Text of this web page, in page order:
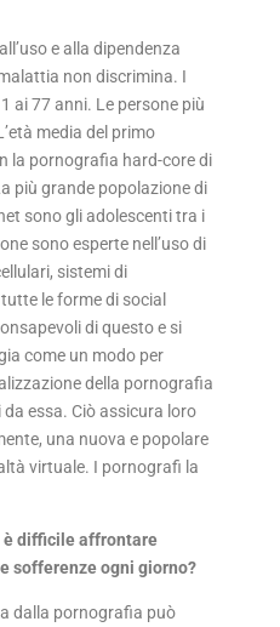
e alla dipendenza
non discrimina. I
ai 77 anni. Le persone più
media del primo
la pornografia hard-core di
più grande popolazione di
sono gli adolescenti tra i
sono esperte nell’uso di
sistemi di
le forme di social
di questo e si
come un modo per
della pornografia
essa. Ciò assicura loro
una nuova e popolare
virtuale. I pornografi la
è difficile affrontare
sofferenze ogni giorno?
dalla pornografia può